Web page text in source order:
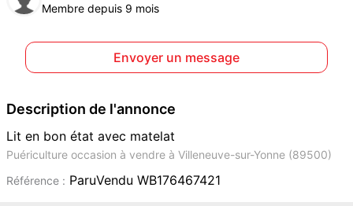
Membre depuis 9 mois
Envoyer un message
Description de l'annonce
Lit en bon état avec matelat
Puériculture occasion à vendre à Villeneuve-sur-Yonne (89500)
Référence : ParuVendu WB176467421